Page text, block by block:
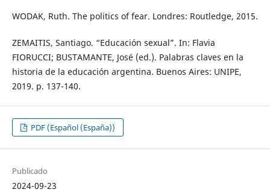
WODAK, Ruth. The politics of fear. Londres: Routledge, 2015.
ZEMAITIS, Santiago. “Educación sexual”. In: Flavia
FIORUCCI; BUSTAMANTE, José (ed.). Palabras claves en la
historia de la educación argentina. Buenos Aires: UNIPE,
2019. p. 137-140.
PDF (Español (España))
Publicado
2024-09-23